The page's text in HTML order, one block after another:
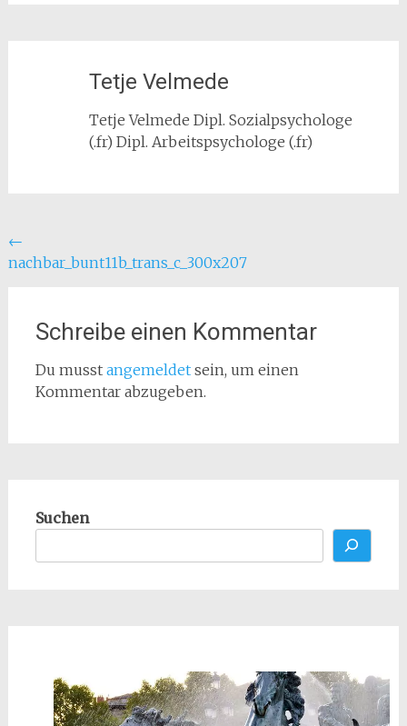
Tetje Velmede
Tetje Velmede Dipl. Sozialpsychologe
(.fr) Dipl. Arbeitspsychologe (.fr)
Beitragsnavigation
←
nachbar_bunt11b_trans_c_300x207
Schreibe einen Kommentar
Du musst angemeldetsein, um einen
Kommentar abzugeben.
Suchen